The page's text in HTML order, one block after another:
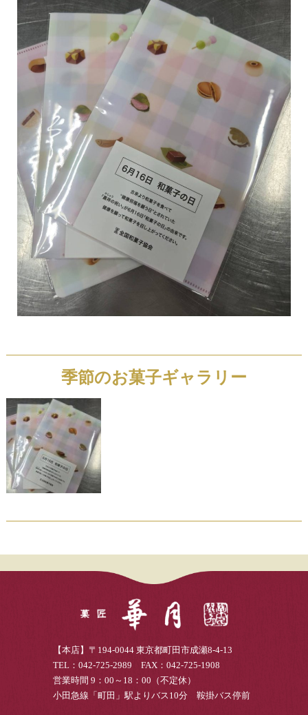
季節のお菓子ギャラリー
【本店】〒194-0044 東京都町田市成瀬8-4-13
TEL：042-725-2989 FAX：042-725-1908
営業時間 9：00～18：00（不定休）
小田急線「町田」駅よりバス10分 鞍掛バス停前